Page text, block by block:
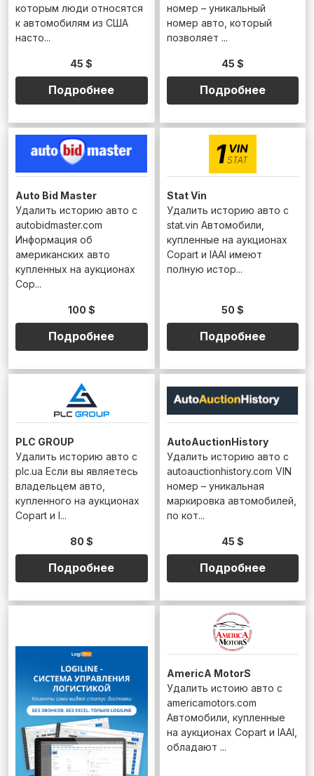
которым люди относятся
к автомобилям из США
насто...
45 $
Подробнее
номер – уникальный
номер авто, который
позволяет ...
45 $
Подробнее
Auto Bid Master
Удалить историю авто с
autobidmaster.com
Информация об
американских авто
купленных на аукционах
Cop...
100 $
Подробнее
Stat Vin
Удалить историю авто с
stat.vin Автомобили,
купленные на аукционах
Copart и IAAI имеют
полную истор...
50 $
Подробнее
PLC GROUP
Удалить историю авто с
plc.ua Если вы являетесь
владельцем авто,
купленного на аукционах
Copart и I...
80 $
Подробнее
AutoAuctionHistory
Удалить историю авто с
autoauctionhistory.com VIN
номер – уникальная
маркировка автомобилей,
по кот...
45 $
Подробнее
AmericA MotorS
Удалить истоию авто с
americamotors.com
Автомобили, купленные
на аукционах Copart и IAAI,
обладают ...